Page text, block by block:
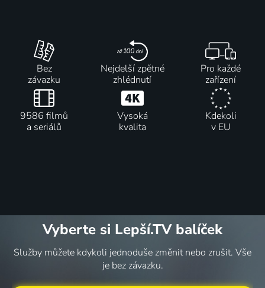
Bez
závazku
Nejdelší zpětné
zhlédnutí
Pro každé
zařízení
9586 filmů
a seriálů
Vysoká
kvalita
Kdekoli
v EU
Vyberte si Lepší.TV balíček
Služby můžete kdykoli jednoduše změnit nebo zrušit. Vše
je bez závazku.